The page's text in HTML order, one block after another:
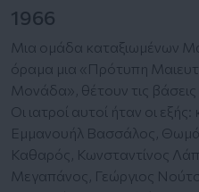
1966
Μια ομάδα καταξιωμένων
όραμα μια «Πρότυπη
Μονάδα», θέτουν τις
Οι ιατροί αυτοί ήταν οι
Εμμανουήλ Βασσάλος,
Καθαρός, Κωνσταντίνος
Μεγαπάνος, Γεώργιος